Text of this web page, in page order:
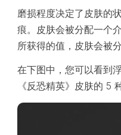
磨损程度决定了皮肤的
痕。皮肤会被分配一个
所获得的值，皮肤会被
在下图中，您可以看到
《反恐精英》皮肤的 5